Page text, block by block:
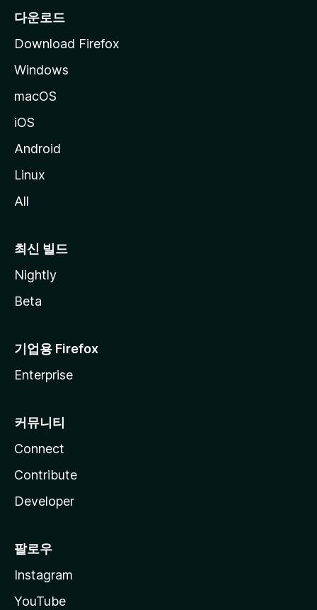
다운로드
Download Firefox
Windows
macOS
iOS
Android
Linux
All
최신 빌드
Nightly
Beta
기업용 Firefox
Enterprise
커뮤니티
Connect
Contribute
Developer
팔로우
Instagram
YouTube